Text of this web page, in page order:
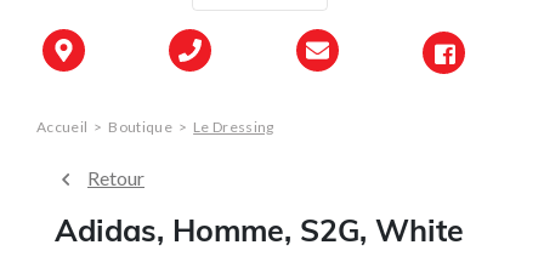
Accueil > Boutique > Le Dressing
Retour
Adidas, Homme, S2G, White